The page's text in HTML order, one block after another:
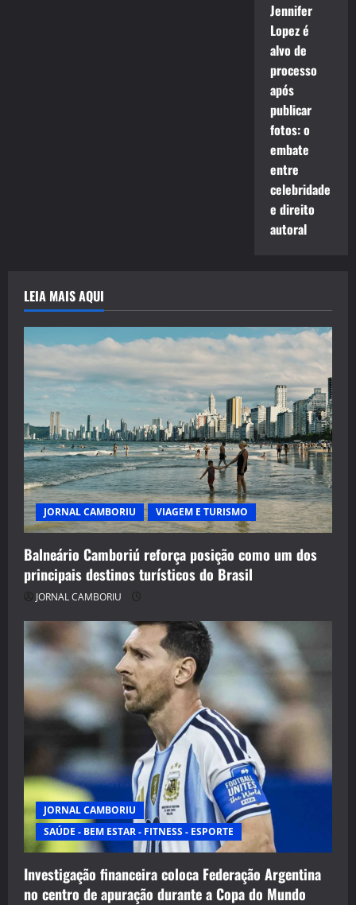
Jennifer
Lopez é
alvo de
processo
após
publicar
fotos: o
embate
entre
celebridade
e direito
autoral
LEIA MAIS AQUI
JORNAL CAMBORIU VIAGEM E TURISMO
Balneário Camboriú reforça posição como um dos
principais destinos turísticos do Brasil
JORNAL CAMBORIU
JORNAL CAMBORIU
SAÚDE - BEM ESTAR - FITNESS - ESPORTE
Investigação financeira coloca Federação Argentina
no centro de apuração durante a Copa do Mundo